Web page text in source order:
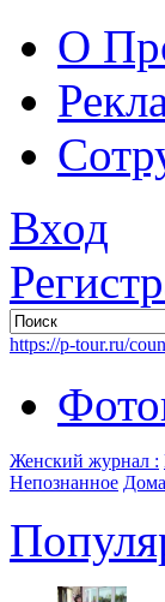
О
Вход
https://p-tour.ru/
Женский журнал :
Непознанное